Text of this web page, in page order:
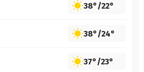
38°/22°
38°/24°
37°/23°